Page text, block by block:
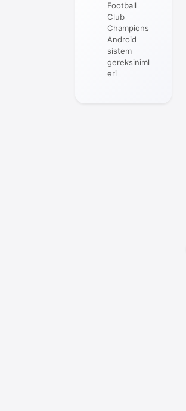
Football
Club
Champions
Android
sistem
gereksiniml
eri